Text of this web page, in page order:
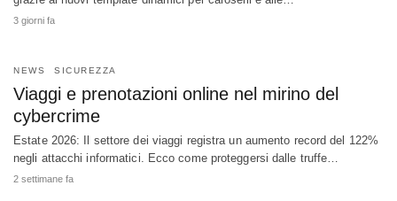
3 giorni fa
NEWS SICUREZZA
Viaggi e prenotazioni online nel mirino del
cybercrime
Estate 2026: Il settore dei viaggi registra un aumento record del 122%
negli attacchi informatici. Ecco come proteggersi dalle truffe…
2 settimane fa